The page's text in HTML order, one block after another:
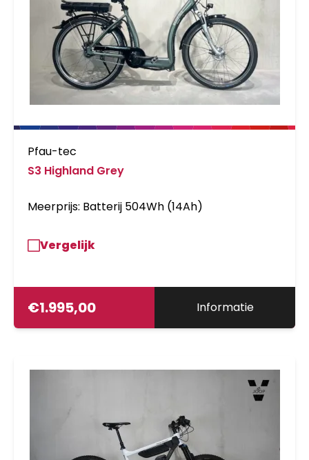
Pfau-tec
S3 Highland Grey
Meerprijs: Batterij 504Wh (14Ah)
Vergelijk
€1.995,00 Informatie